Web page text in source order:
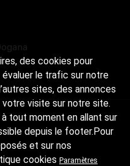
des cookies pour
le trafic sur notre
sites, des annonces
visite sur notre site.
tout moment en allant sur
depuis le footer.Pour
et sur nos
cookies Paramètres